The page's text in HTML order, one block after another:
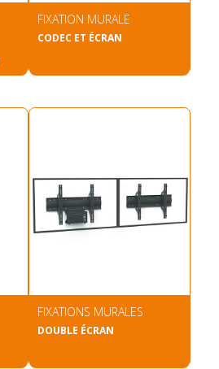
FIXATION MURALE
CODEC ET ÉCRAN
FIXATIONS MURALES
DOUBLE ÉCRAN